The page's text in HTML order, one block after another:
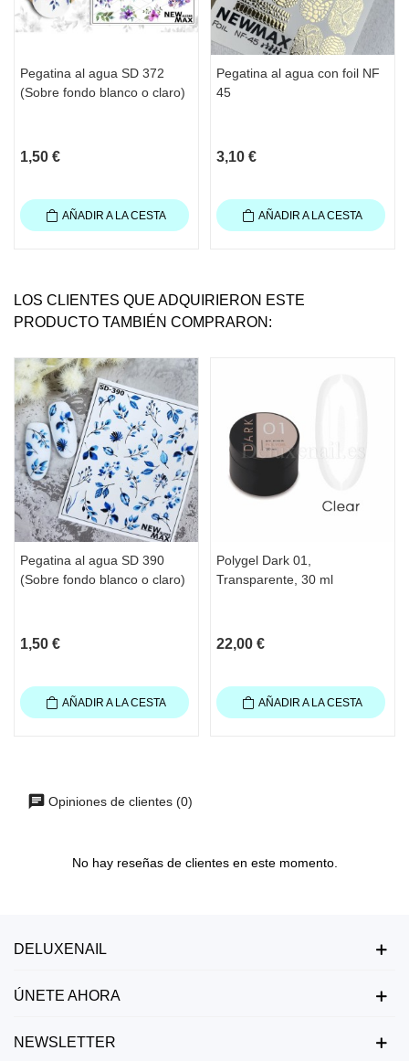
Pegatina al agua SD 372
(Sobre fondo blanco o claro)
1,50 €
AÑADIR A LA CESTA
Pegatina al agua con foil NF
45
3,10 €
AÑADIR A LA CESTA
LOS CLIENTES QUE ADQUIRIERON ESTE
PRODUCTO TAMBIÉN COMPRARON:
Pegatina al agua SD 390
(Sobre fondo blanco o claro)
1,50 €
AÑADIR A LA CESTA
Polygel Dark 01,
Transparente, 30 ml
22,00 €
AÑADIR A LA CESTA
Opiniones de clientes (0)
No hay reseñas de clientes en este momento.
DELUXENAIL
ÚNETE AHORA
NEWSLETTER